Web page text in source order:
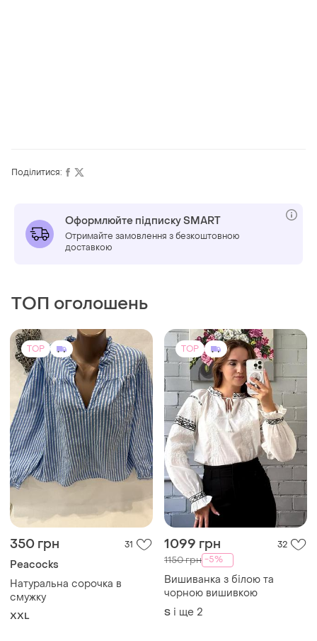
Поділитися:
Оформлюйте підписку SMART
Отримайте замовлення з безкоштовною
доставкою
ТОП оголошень
TOP
350 грн 31
Peacocks
Натуральна сорочка в
смужку
XXL
TOP
1099 грн 32
1150 грн -5%
Вишиванка з білою та
чорною вишивкою
S і ще 2